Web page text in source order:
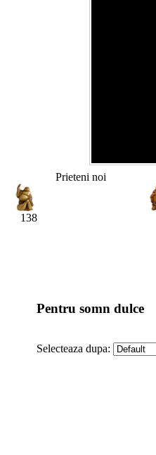
Prieteni noi
138
Pentru somn dulce
Selecteaza dupa: